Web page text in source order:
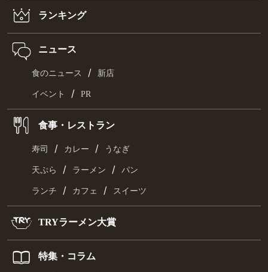
ランキング
ニュース
食のニュース / 新店
イベント / PR
食事・レストラン
寿司 / カレー / うなぎ
天ぷら / ラーメン / パン
ランチ / カフェ / スイーツ
TRYラーメン大賞
特集・コラム